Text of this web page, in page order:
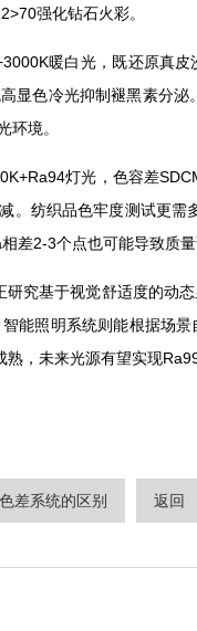
强化钻石火彩。
暖白光，既还原真皮沙
高显色冷光抑制褪黑素分泌
。
灯光，色容差
。纺织品色牢度测试更
差2-3个点也可能导致质量误
究基于视觉舒适度的动态
智能照明系统则能根据
，未来光源有望实现
差系统的区别 返回